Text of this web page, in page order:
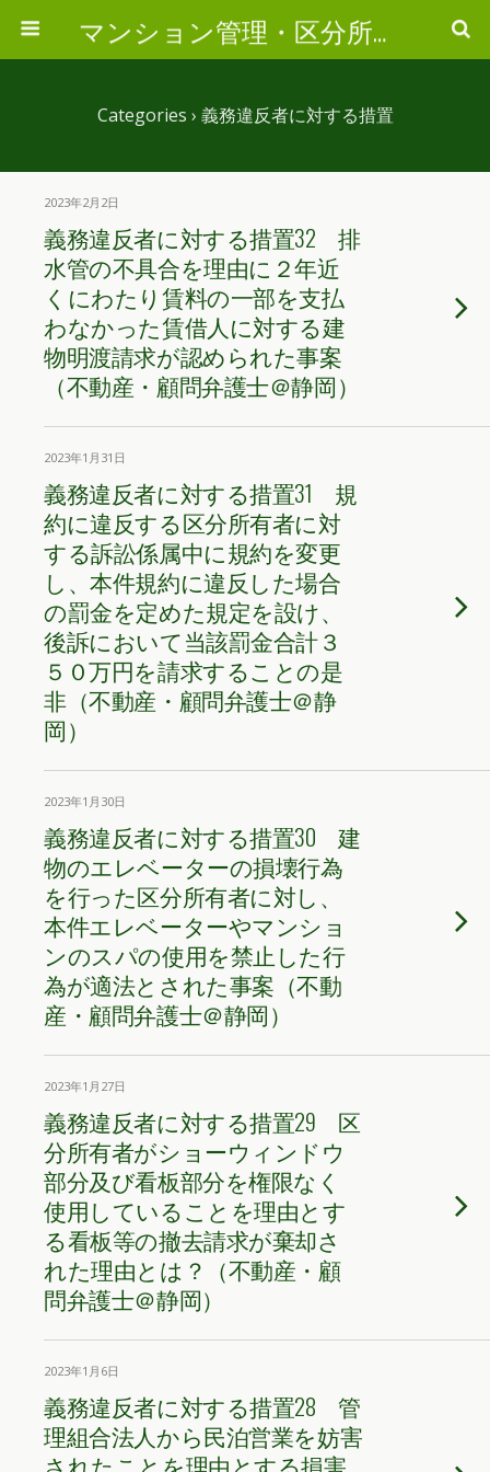
マンション管理・区分所有判例紹介
Categories › 義務違反者に対する措置
2023年2月2日
義務違反者に対する措置32 排
水管の不具合を理由に２年近
くにわたり賃料の一部を支払
わなかった賃借人に対する建
物明渡請求が認められた事案
（不動産・顧問弁護士＠静岡）
2023年1月31日
義務違反者に対する措置31 規
約に違反する区分所有者に対
する訴訟係属中に規約を変更
し、本件規約に違反した場合
の罰金を定めた規定を設け、
後訴において当該罰金合計３
５０万円を請求することの是
非（不動産・顧問弁護士＠静
岡）
2023年1月30日
義務違反者に対する措置30 建
物のエレベーターの損壊行為
を行った区分所有者に対し、
本件エレベーターやマンショ
ンのスパの使用を禁止した行
為が適法とされた事案（不動
産・顧問弁護士＠静岡）
2023年1月27日
義務違反者に対する措置29 区
分所有者がショーウィンドウ
部分及び看板部分を権限なく
使用していることを理由とす
る看板等の撤去請求が棄却さ
れた理由とは？（不動産・顧
問弁護士＠静岡）
2023年1月6日
義務違反者に対する措置28 管
理組合法人から民泊営業を妨害
されたことを理由とする損害